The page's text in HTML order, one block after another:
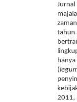
Jurnal
tahun
(
2011,